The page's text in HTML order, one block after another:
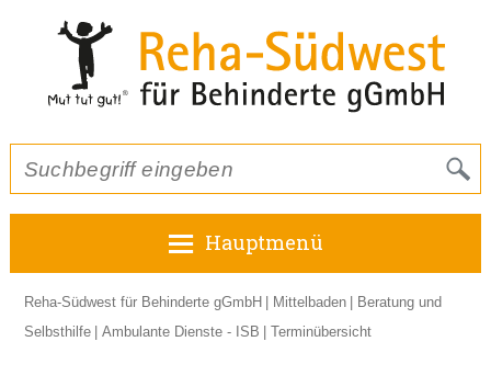
Hauptmenü
Reha-Südwest für Behinderte gGmbH Mittelbaden
Beratung und
Selbsthilfe
Ambulante Dienste - ISB Terminübersicht